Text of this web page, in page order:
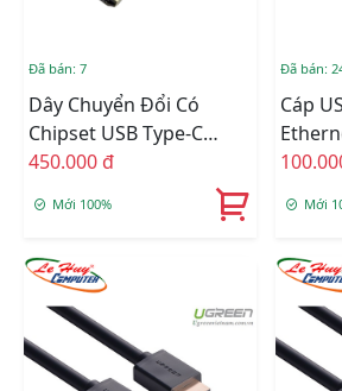
Đã bán: 7
Dây Chuyển Đổi Có
Chipset USB Type-C
Sang HDMI Dài 1.5M
450.000 đ
Mới 100%
Đã bán:
Cáp
10/
Mới